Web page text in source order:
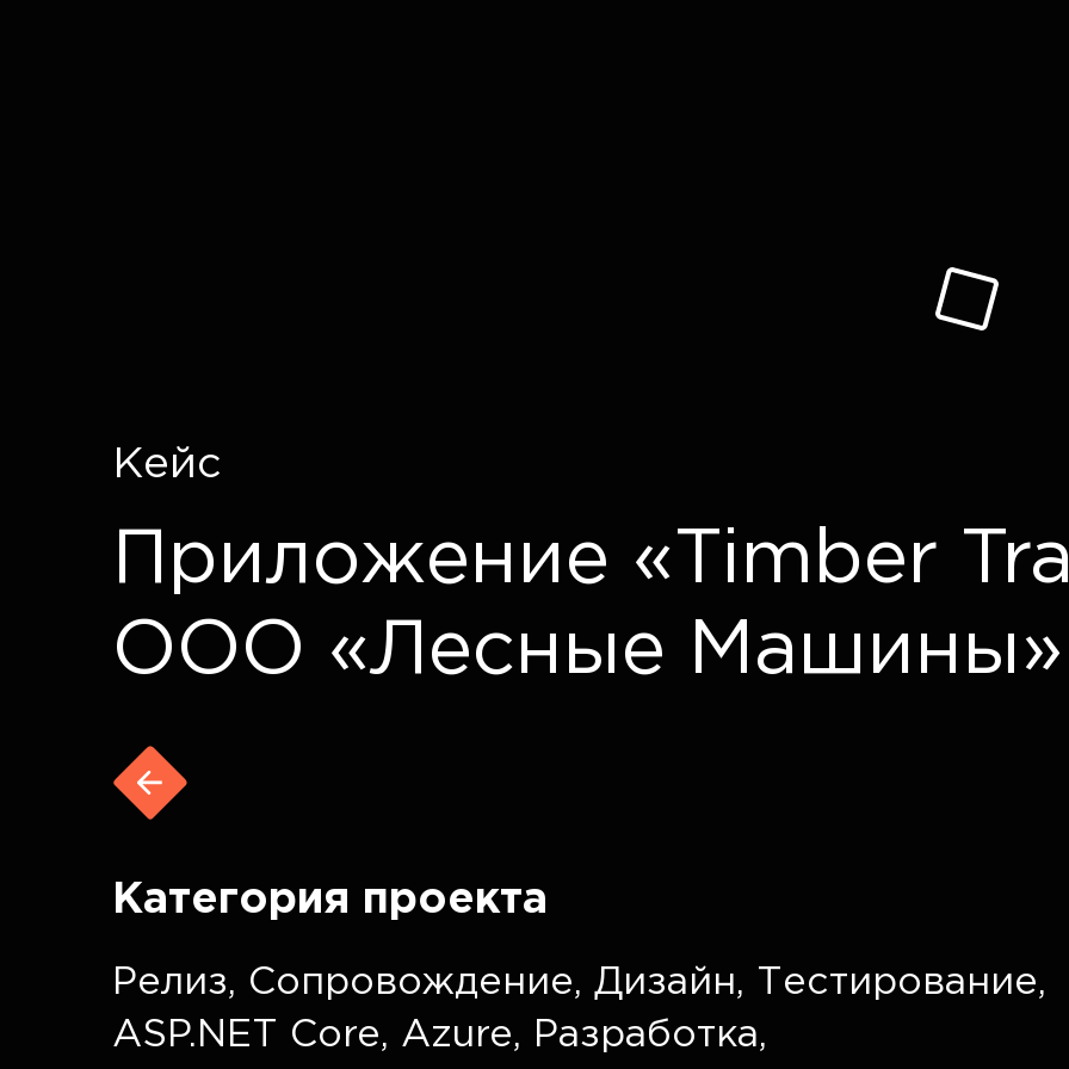
Кейс
Приложение «Timber
ООО «Лесные Машины»
Категория проекта
Релиз, Сопровождение, Дизайн, Тестирование,
ASP.NET Core, Azure, Разработка,